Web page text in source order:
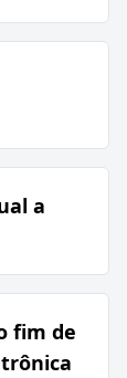
a
fim de